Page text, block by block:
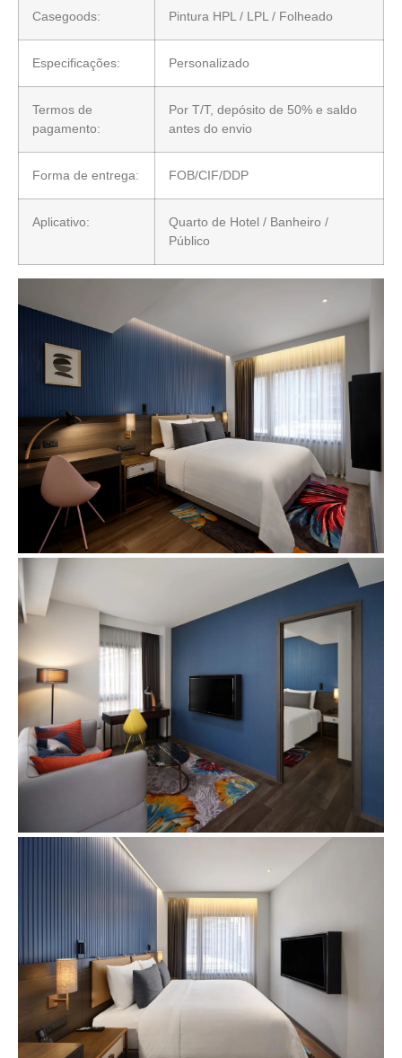
Casegoods: Pintura HPL / LPL / Folheado
Especificações: Personalizado
Termos de
pagamento:
Por T/T, depósito de 50% e saldo
antes do envio
Forma de entrega: FOB/CIF/DDP
Aplicativo:
Quarto de Hotel / Banheiro /
Público